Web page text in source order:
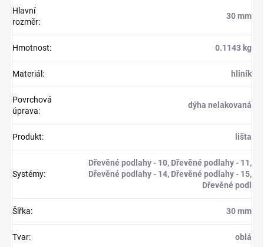
Hlavní
rozměr:
30 mm
Hmotnost: 0.1143 kg
Materiál : hliník
Povrchová
úprava:
dýha nelakovaná
Produkt: lišta
Systémy:
Dřevěné podlahy - 10, Dřevěné podlahy - 11,
Dřevěné podlahy - 14, Dřevěné podlahy - 15,
Dřevěné podl
Šířka: 30 mm
Tvar: oblá